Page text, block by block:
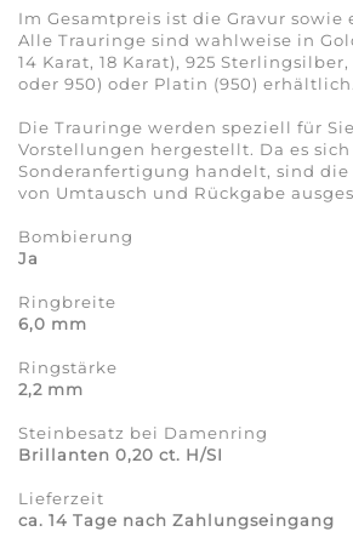
Im Gesamtpreis ist die Gravur
Alle Trauringe sind wahlweise in
14 Karat, 18 Karat), 925
oder 950) oder Platin (950) erhältlich.
Die Trauringe werden speziell für
Vorstellungen hergestellt. Da es
Sonderanfertigung handelt, sind
von Umtausch und Rückgabe
Bombierung
Ja
Ringbreite
6,0 mm
Ringstärke
2,2 mm
Steinbesatz bei Damenring
Brillanten 0,20 ct. H/SI
Lieferzeit
ca. 14 Tage nach Zahlungseingang